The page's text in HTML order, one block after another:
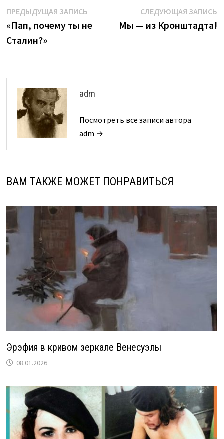
Навигация
по
ПРЕДЫДУЩАЯ ЗАПИСЬПредыдущая
запись:
«Пап, почему ты не
Сталин?»
СЛЕДУЮЩАЯ ЗАПИСЬ
Мы — из Кронштадта!
adm
Посмотреть все записи автора
adm →
ВАМ ТАКЖЕ МОЖЕТ ПОНРАВИТЬСЯ
Эрэфия в кривом зеркале Венесуэлы
08.01.2026